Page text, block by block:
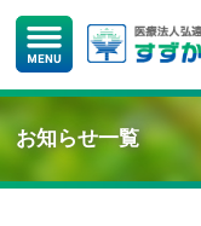
お知らせ一覧